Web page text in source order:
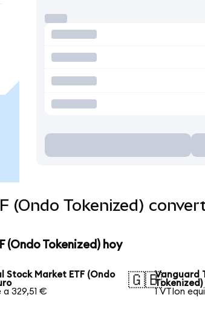
(Ondo Tokenized)
(Ondo Tokenized) hoy
Stock Market ETF (Ondo
a 329,51 €
🇬🇧Vanguard
1 VTIon